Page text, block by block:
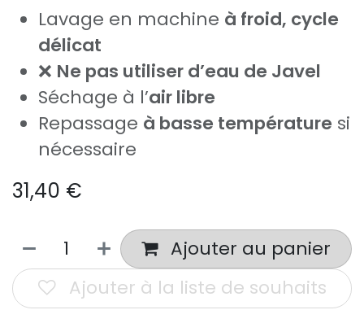
Lavage en machine à froid, cycle
délicat
❌ Ne pas utiliser d’eau de Javel
Séchage à l’air libre
Repassage à basse température si
nécessaire
31,40 €
Ajouter au panier
Ajouter à la liste de souhaits